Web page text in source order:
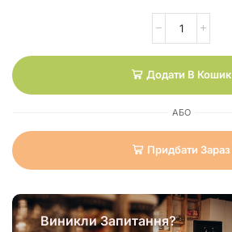
Додати В Кошик
АБО
Придбати Зараз
Виникли Запитання?